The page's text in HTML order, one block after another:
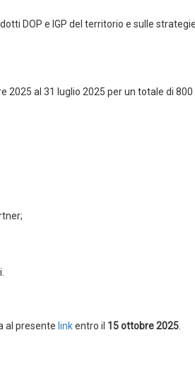
DOP e IGP del territorio e sulle
2025 al 31 luglio 2025 per un totale di
al presente linkentro il 15 ottobre 2025